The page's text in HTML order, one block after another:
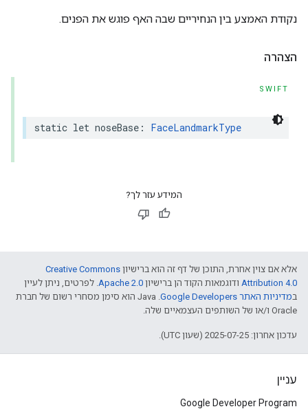
נקודת האמצע בין הנחיריים שבה האף פוגש את הפנים.
הצהרה
SWIFT
static let noseBase : FaceLandmarkType
המידע עזר לך?
אלא אם צוין אחרת, התוכן של דף זה הוא ברישיון Creative Commons
Attribution 4.0 ודוגמאות הקוד הן ברישיון Apache 2.0. לפרטים, ניתן לעיין
במדיניות האתר Google Developers‏
.‏ Java הוא סימן מסחרי רשום של חברת
Oracle ו/או של השותפים העצמאיים שלה.
עדכון אחרון: 2025-07-25 (שעון UTC).
עניין
Google Developer Program